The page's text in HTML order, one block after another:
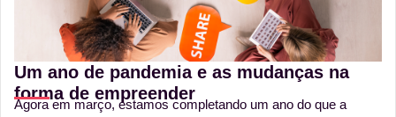
Um ano de pandemia e as mudanças na
forma de empreender
Agora em março, estamos completando um ano do que a